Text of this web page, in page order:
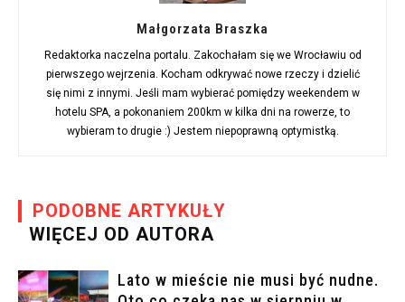
Małgorzata Braszka
Redaktorka naczelna portalu. Zakochałam się we Wrocławiu od
pierwszego wejrzenia. Kocham odkrywać nowe rzeczy i dzielić
się nimi z innymi. Jeśli mam wybierać pomiędzy weekendem w
hotelu SPA, a pokonaniem 200km w kilka dni na rowerze, to
wybieram to drugie :) Jestem niepoprawną optymistką.
PODOBNE ARTYKUŁY
WIĘCEJ OD AUTORA
Lato w mieście nie musi być nudne.